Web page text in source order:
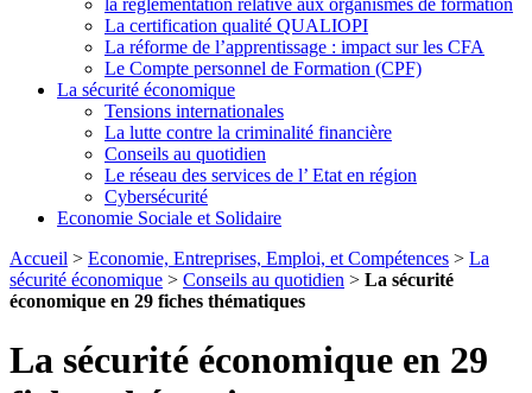
la réglementation relative aux organismes de formation
La certification qualité QUALIOPI
La réforme de l’apprentissage : impact sur les CFA
Le Compte personnel de Formation (CPF)
La sécurité économique
Tensions internationales
La lutte contre la criminalité financière
Conseils au quotidien
Le réseau des services de l’ Etat en région
Cybersécurité
Economie Sociale et Solidaire
Accueil > Economie, Entreprises, Emploi, et Compétences > La
sécurité économique > Conseils au quotidien > La sécurité
économique en 29 fiches thématiques
La sécurité économique en 29